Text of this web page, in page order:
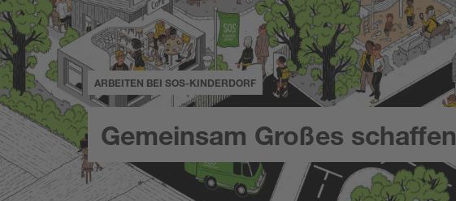
ARBEITEN BEI SOS-KINDERDORF
Gemeinsam Großes schaffen